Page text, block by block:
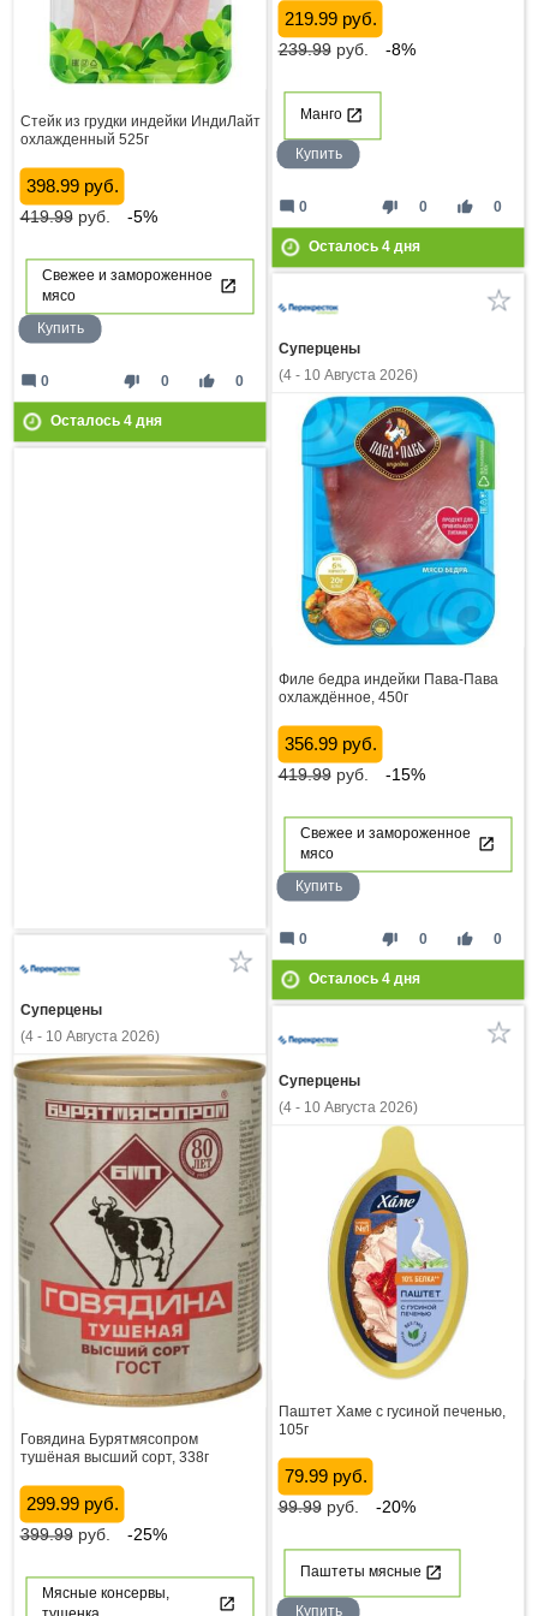
219.99 руб.
239.99руб. -8%
Манго
Купить
thumb_down 0 thumb_up 0
mode_comment 0
Осталось 4дня
Стейк из грудки индейки ИндиЛайт
охлажденный 525г
398.99 руб.
419.99руб. -5%
Свежее и замороженное
мясо
Купить
thumb_down 0 thumb_up 0
mode_comment 0
Осталось 4дня
Суперцены
(4 - 10 Августа 2026)
Филе бедра индейки Пава-Пава
охлаждённое, 450г
356.99 руб.
419.99руб. -15%
Свежее и замороженное
мясо
Купить
thumb_down 0 thumb_up 0
mode_comment 0
Осталось 4дня
Суперцены
(4 - 10 Августа 2026)
Говядина Бурятмясопром
тушёная высший сорт, 338г
299.99 руб.
399.99руб. -25%
Мясные консервы,
Суперцены
(4 - 10 Августа 2026)
Паштет Хаме с гусиной печенью,
105г
79.99 руб.
99.99руб. -20%
Паштеты мясные
Купить